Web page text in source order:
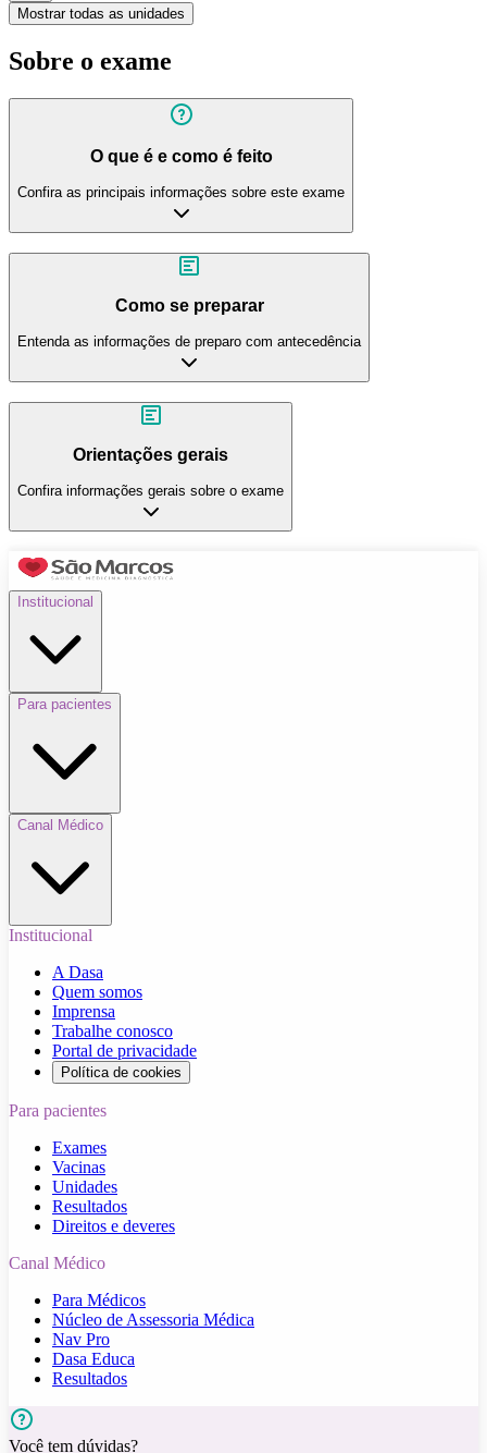
Mostrar todas as unidades
Sobre o exame
O que é e como é feito
Confira as principais informações sobre este exame
Como se preparar
Entenda as informações de preparo com antecedência
Orientações gerais
Confira informações gerais sobre o exame
Institucional
Para pacientes
Canal Médico
Institucional
A Dasa
Quem somos
Imprensa
Trabalhe conosco
Portal de privacidade
Política de cookies
Para pacientes
Exames
Vacinas
Unidades
Resultados
Direitos e deveres
Canal Médico
Para Médicos
Núcleo de Assessoria Médica
Nav Pro
Dasa Educa
Resultados
Você tem dúvidas?